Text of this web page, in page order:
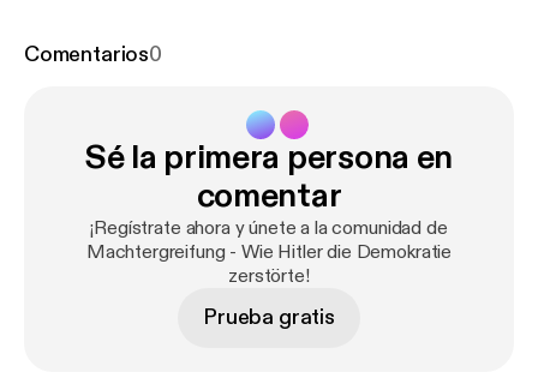
die Kontrolle, entnazifizieren das Land und leiten
Verbrechen und die Rückkehr zur Demokratie
stellen enorme Herausforderungen dar. Die
Nachkriegszeit ist geprägt von einem Balanceakt
zwischen Vergangenheitsbewältigung und dem
Wunsch nach einem Neuanfang. Prozesse wie in
Nürnberg setzen ein Zeichen gegen die Verbrechen
des Regimes, doch viele Täter entgehen der
Gerechtigkeit. Gleichzeitig beginnt in der
Comentarios0
Sé la primera persona en
comentar
¡Regístrate ahora y únete a la comunidad de
Machtergreifung - Wie Hitler die Demokratie
zerstörte!
Prueba gratis